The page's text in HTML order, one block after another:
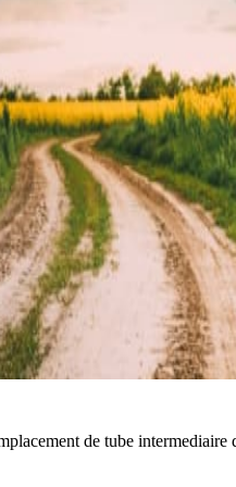
de tube intermediaire